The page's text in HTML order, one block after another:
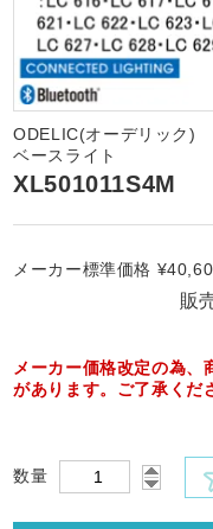
ODELIC(オーデリック)
ベースライト
XL501011S4M
メーカー標準価格
販
メーカー価格改定の為、
があります。ご了承くだ
数量